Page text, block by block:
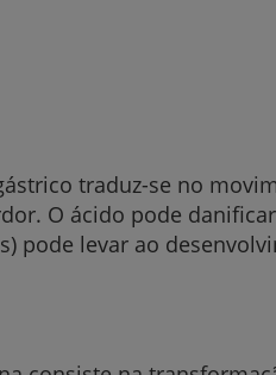
traduz-se no
O ácido pode
pode levar ao